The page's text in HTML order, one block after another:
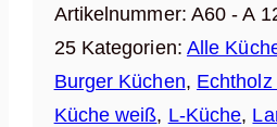
Artikelnummer: A60 - A
25 Kategorien: Alle
Burger Küchen,
Küche weiß, L-Küche,